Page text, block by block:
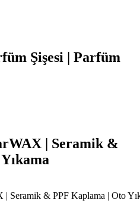
Şişesi | Parfüm
| Seramik &
Seramik & PPF Kaplama | Oto